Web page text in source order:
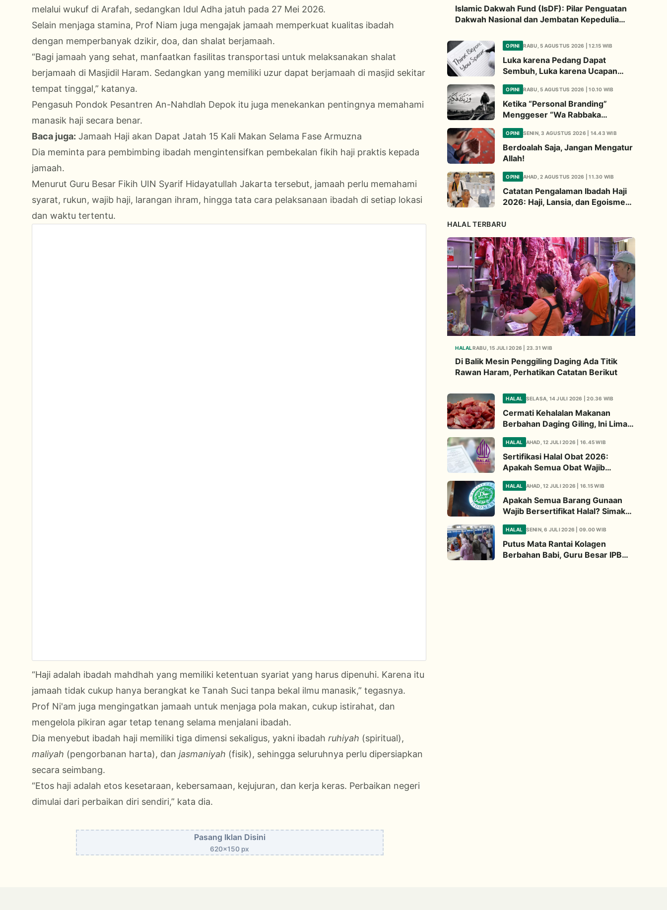
melalui wukuf di Arafah, sedangkan Idul Adha jatuh pada 27 Mei 2026.
Selain menjaga stamina, Prof Niam juga mengajak jamaah memperkuat kualitas ibadah
dengan memperbanyak dzikir, doa, dan shalat berjamaah.
“Bagi jamaah yang sehat, manfaatkan fasilitas transportasi untuk melaksanakan shalat
berjamaah di Masjidil Haram. Sedangkan yang memiliki uzur dapat berjamaah di masjid sekitar
tempat tinggal,” katanya.
Pengasuh Pondok Pesantren An-Nahdlah Depok itu juga menekankan pentingnya memahami
manasik haji secara benar.
Baca juga: Jamaah Haji akan Dapat Jatah 15 Kali Makan Selama Fase Armuzna
Dia meminta para pembimbing ibadah mengintensifkan pembekalan fikih haji praktis kepada
jamaah.
Menurut Guru Besar Fikih UIN Syarif Hidayatullah Jakarta tersebut, jamaah perlu memahami
syarat, rukun, wajib haji, larangan ihram, hingga tata cara pelaksanaan ibadah di setiap lokasi
dan waktu tertentu.
“Haji adalah ibadah mahdhah yang memiliki ketentuan syariat yang harus dipenuhi. Karena itu
jamaah tidak cukup hanya berangkat ke Tanah Suci tanpa bekal ilmu manasik,” tegasnya.
Prof Ni'am juga mengingatkan jamaah untuk menjaga pola makan, cukup istirahat, dan
mengelola pikiran agar tetap tenang selama menjalani ibadah.
Dia menyebut ibadah haji memiliki tiga dimensi sekaligus, yakni ibadah ruhiyah (spiritual),
maliyah (pengorbanan harta), dan jasmaniyah (fisik), sehingga seluruhnya perlu dipersiapkan
secara seimbang.
“Etos haji adalah etos kesetaraan, kebersamaan, kejujuran, dan kerja keras. Perbaikan negeri
dimulai dari perbaikan diri sendiri,” kata dia.
Pasang Iklan Disini
620x150 px
Islamic Dakwah Fund (IsDF): Pilar Penguatan
Dakwah Nasional dan Jembatan Kepedulian
OPINI RABU, 5 AGUSTUS 2026 | 12.15 WIB
Luka karena Pedang Dapat
Sembuh, Luka karena Ucapan
Dapat Diwariskan
OPINI RABU, 5 AGUSTUS 2026 | 10.10 WIB
Ketika “Personal Branding”
Menggeser “Wa Rabbaka
Fakabbir”
OPINI SENIN, 3 AGUSTUS 2026 | 14.43 WIB
Berdoalah Saja, Jangan Mengatur
Allah!
OPINI AHAD, 2 AGUSTUS 2026 | 11.30 WIB
Catatan Pengalaman Ibadah Haji
2026: Haji, Lansia, dan Egoisme
HALAL TERBARU
HALALRABU, 15 JULI 2026 | 23.31 WIB
Di Balik Mesin Penggiling Daging Ada Titik
Rawan Haram, Perhatikan Catatan Berikut
HALAL SELASA, 14 JULI 2026 | 20.36 WIB
Cermati Kehalalan Makanan
Berbahan Daging Giling, Ini Lima
Diperhatikan
HALAL AHAD, 12 JULI 2026 | 16.45 WIB
Sertifikasi Halal Obat 2026:
Apakah Semua Obat Wajib
Penjelasannya
HALAL AHAD, 12 JULI 2026 | 16.15 WIB
Apakah Semua Barang Gunaan
Wajib Bersertifikat Halal? Simak
HALAL SENIN, 6 JULI 2026 | 09.00 WIB
Putus Mata Rantai Kolagen
Berbahan Babi, Guru Besar IPB